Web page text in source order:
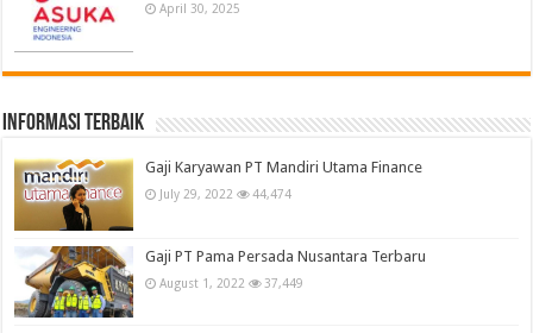
April 30, 2025
informasi terbaik
Gaji Karyawan PT Mandiri Utama Finance
July 29, 2022 44,474
Gaji PT Pama Persada Nusantara Terbaru
August 1, 2022 37,449